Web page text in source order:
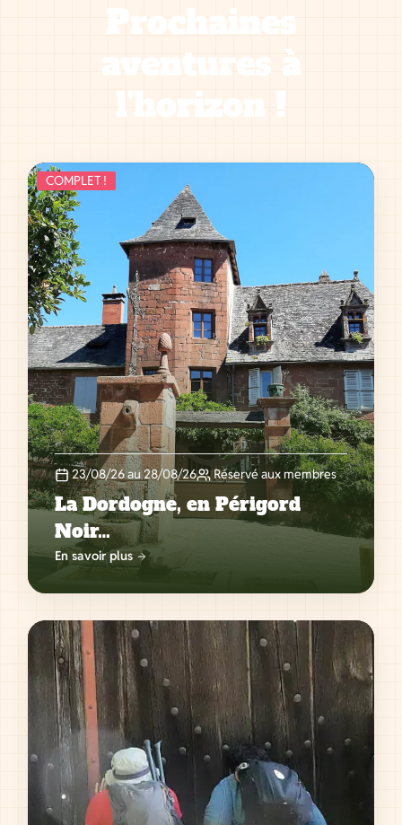
Prochaines
aventures à
l'horizon !
COMPLET !
23/08/26 au 28/08/26 Réservé aux membres
La Dordogne, en Périgord
Noir…
En savoir plus